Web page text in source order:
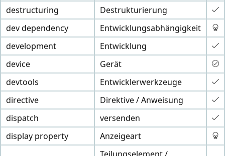
destructuring
Destrukturierung
dev dependency
Entwicklungsabhängigkeit
development
Entwicklung
device
Gerät
devtools
Entwicklerwerkzeuge
directive
Direktive / Anweisung
dispatch
versenden
display property
Anzeigeart